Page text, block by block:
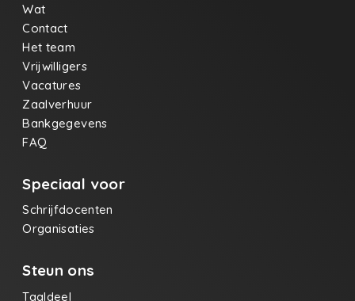
Wat
Contact
Het team
Vrijwilligers
Vacatures
Zaalverhuur
Bankgegevens
FAQ
Speciaal voor
Schrijfdocenten
Organisaties
Steun ons
Taaldeel